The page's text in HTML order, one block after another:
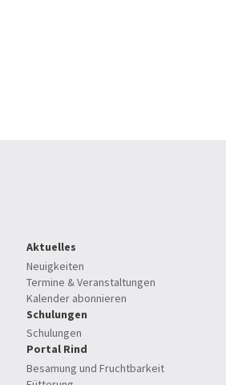
Aktuelles
Neuigkeiten
Termine & Veranstaltungen
Kalender abonnieren
Schulungen
Schulungen
Portal Rind
Besamung und Fruchtbarkeit